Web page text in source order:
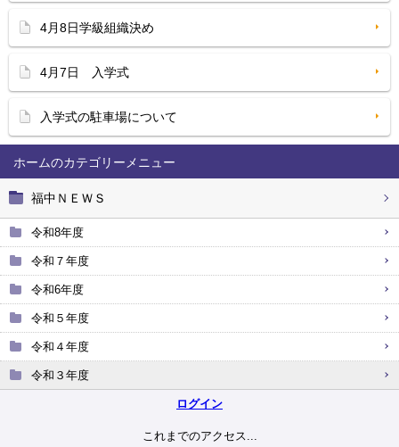
ホーム
福中ＮＥＷＳ
令和8年度
令和７年度
令和6年度
令和５年度
令和４年度
令和３年度
ログイン
これまでのアクセス...
4月8日学級組織決め
4月7日 入学式
入学式の駐車場について